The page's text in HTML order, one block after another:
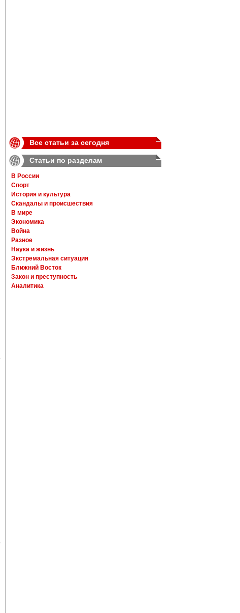
Все статьи за сегодня
Статьи по разделам
В России
Спорт
История и культура
Скандалы и происшествия
В мире
Экономика
Война
Разное
Наука и жизнь
Экстремальная ситуация
Ближний Восток
Закон и преступность
Аналитика